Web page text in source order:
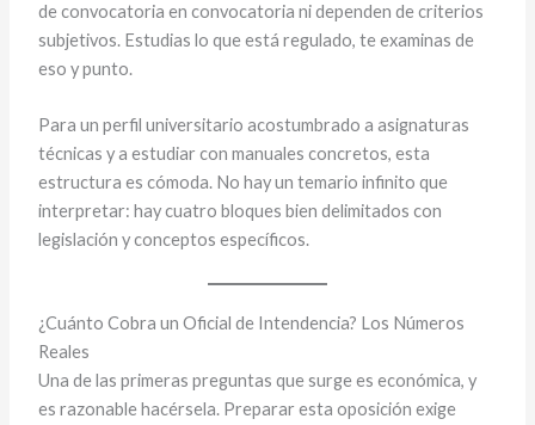
de convocatoria en convocatoria ni dependen de criterios
subjetivos. Estudias lo que está regulado, te examinas de
eso y punto.
Para un perfil universitario acostumbrado a asignaturas
técnicas y a estudiar con manuales concretos, esta
estructura es cómoda. No hay un temario infinito que
interpretar: hay cuatro bloques bien delimitados con
legislación y conceptos específicos.
¿Cuánto Cobra un Oficial de Intendencia? Los Números
Reales
Una de las primeras preguntas que surge es económica, y
es razonable hacérsela. Preparar esta oposición exige